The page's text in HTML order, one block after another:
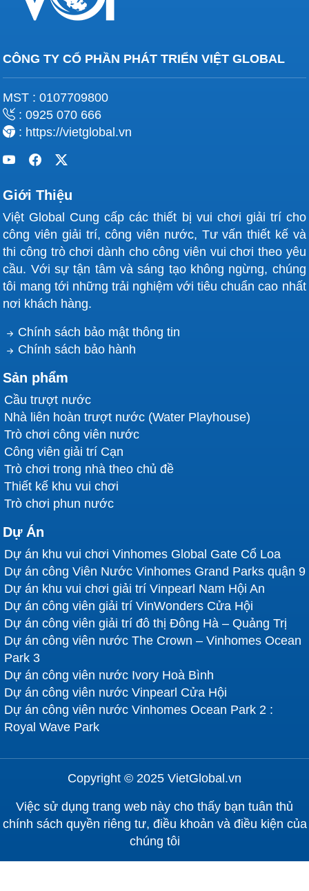
CÔNG TY CỔ PHẦN PHÁT TRIỂN VIỆT GLOBAL
MST : 0107709800
: 0925 070 666
: https://vietglobal.vn
Giới Thiệu
Việt Global Cung cấp các thiết bị vui chơi giải trí cho
công viên giải trí, công viên nước, Tư vấn thiết kế và
thi công trò chơi dành cho công viên vui chơi theo yêu
cầu. Với sự tận tâm và sáng tạo không ngừng, chúng
tôi mang tới những trải nghiệm với tiêu chuẩn cao nhất
nơi khách hàng.
Chính sách bảo mật thông tin
Chính sách bảo hành
Sản phẩm
Cầu trượt nước
Nhà liên hoàn trượt nước (Water Playhouse)
Trò chơi công viên nước
Công viên giải trí Cạn
Trò chơi trong nhà theo chủ đề
Thiết kế khu vui chơi
Trò chơi phun nước
Dự Án
Dự án khu vui chơi Vinhomes Global Gate Cổ Loa
Dự án công Viên Nước Vinhomes Grand Parks quận 9
Dự án khu vui chơi giải trí Vinpearl Nam Hội An
Dự án công viên giải trí VinWonders Cửa Hội
Dự án công viên giải trí đô thị Đông Hà – Quảng Trị
Dự án công viên nước The Crown – Vinhomes Ocean
Park 3
Dự án công viên nước Ivory Hoà Bình
Dự án công viên nước Vinpearl Cửa Hội
Dự án công viên nước Vinhomes Ocean Park 2 :
Royal Wave Park
Copyright © 2025 VietGlobal.vn
Việc sử dụng trang web này cho thấy bạn tuân thủ
chính sách quyền riêng tư, điều khoản và điều kiện của
chúng tôi